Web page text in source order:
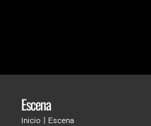
LAS NOCHES DEL
PROGRAMACIÓN
Escena
Inicio Escena